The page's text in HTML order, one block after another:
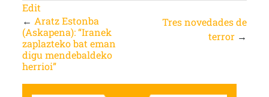
Edit
← Aratz Estonba
(Askapena): “Iranek
zaplazteko bat eman
digu mendebaldeko
herrioi”
Tres novedades de
terror →